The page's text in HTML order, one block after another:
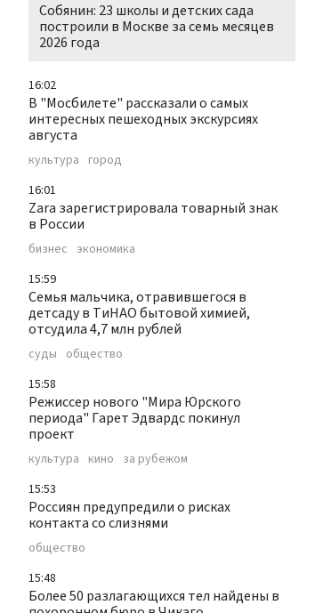
Собянин: 23 школы и детских сада
построили в Москве за семь месяцев
2026 года
16:02
В "Мосбилете" рассказали о самых
интересных пешеходных экскурсиях
августа
культура город
16:01
Zara зарегистрировала товарный знак
в России
бизнес экономика
15:59
Семья мальчика, отравившегося в
детсаду в ТиНАО бытовой химией,
отсудила 4,7 млн рублей
суды общество
15:58
Режиссер нового "Мира Юрского
периода" Гарет Эдвардс покинул
проект
культура кино за рубежом
15:53
Россиян предупредили о рисках
контакта со слизнями
общество
15:48
Более 50 разлагающихся тел найдены в